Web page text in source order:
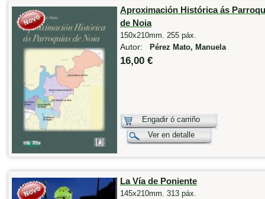
Aproximación Histórica ás
de Noia
150x210mm. 255 páx.
Autor: Pérez Mato, Manuela
16,00 €
Engadir ó carriño
Ver en detalle
La Vía de Poniente
145x210mm. 313 páx.